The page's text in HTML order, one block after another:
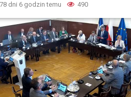
78 dni 6 godzin temu 490